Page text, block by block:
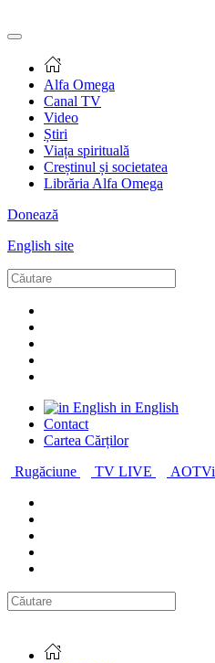
Alfa Omega
Canal TV
Video
Știri
Viața spirituală
Creștinul și societatea
Librăria Alfa Omega
Donează
English site
in English
Contact
Cartea Cărților
Rugăciune
TV LIVE AOTVi